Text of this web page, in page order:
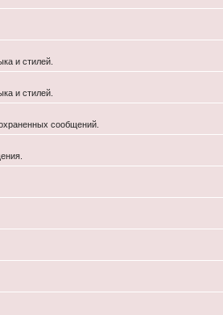
и стилей.
и стилей.
сообщений.